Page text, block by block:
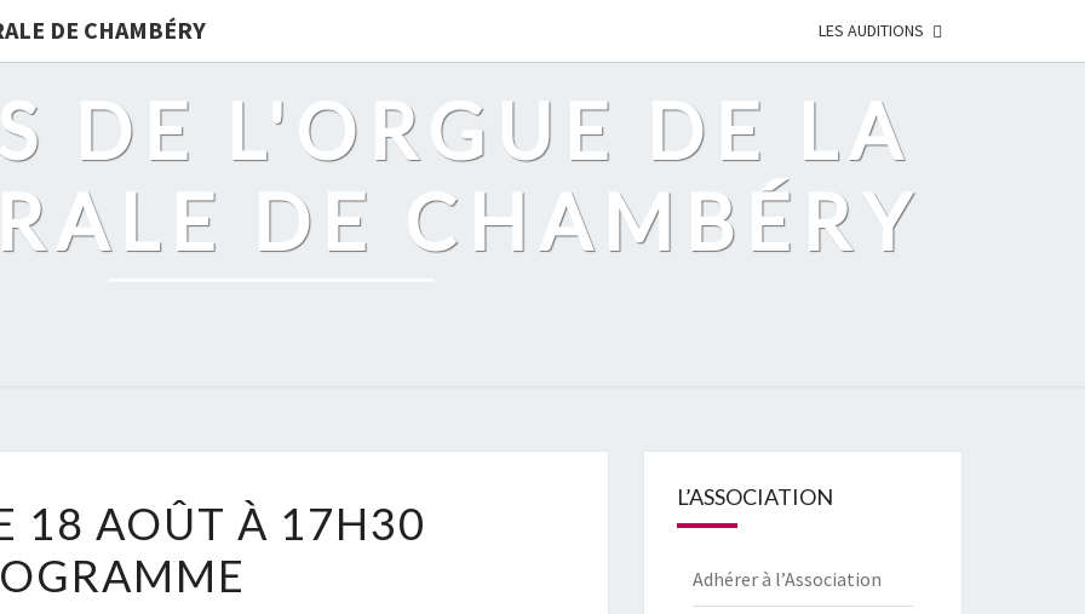
DE CHAMBÉRY LES AUDITIONS
DE L'ORGUE DE LA
DE CHAMBÉRY
18
AOÛT
À
18 AOÛT À 17H30
L’ASSOCIATION
Adhérer à l’Association